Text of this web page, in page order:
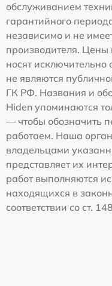
обслуживанием
гарантийного
независимо и не
производителя. Цены
носят
не являются
ГК РФ. Названия и
Hiden упоминаются
— чтобы обозначить
работаем. Наша
владельцами
представляет их
работ выполняются
находящихся в
соответствии со ст.